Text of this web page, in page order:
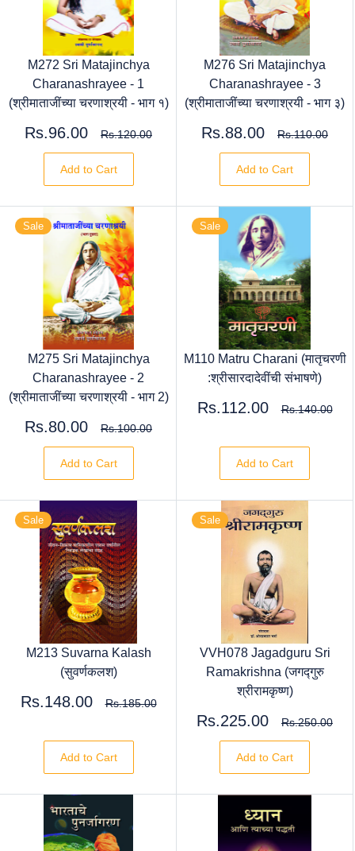
M272 Sri Matajinchya
Charanashrayee - 1
(श्रीमाताजींच्या चरणाश्रयी - भाग १)
Rs.96.00 Rs.120.00
Add to Cart
M276 Sri Matajinchya
Charanashrayee - 3
(श्रीमाताजींच्या चरणाश्रयी - भाग ३)
Rs.88.00 Rs.110.00
Add to Cart
Sale
M275 Sri Matajinchya
Charanashrayee - 2
(श्रीमाताजींच्या चरणाश्रयी - भाग 2)
Rs.80.00 Rs.100.00
Add to Cart
Sale
M110 Matru Charani (मातृचरणी
:श्रीसारदादेवींची संभाषणे)
Rs.112.00 Rs.140.00
Add to Cart
Sale
M213 Suvarna Kalash
(सुवर्णकलश)
Rs.148.00 Rs.185.00
Add to Cart
Sale
VVH078 Jagadguru Sri
Ramakrishna (जगद्गुरु
श्रीरामकृष्ण)
Rs.225.00 Rs.250.00
Add to Cart